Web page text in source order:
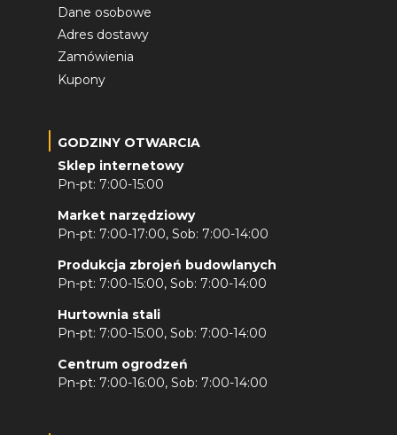
Dane osobowe
Adres dostawy
Zamówienia
Kupony
GODZINY OTWARCIA
Sklep internetowy
Pn-pt: 7:00-15:00
Market narzędziowy
Pn-pt: 7:00-17:00, Sob: 7:00-14:00
Produkcja zbrojeń budowlanych
Pn-pt: 7:00-15:00, Sob: 7:00-14:00
Hurtownia stali
Pn-pt: 7:00-15:00, Sob: 7:00-14:00
Centrum ogrodzeń
Pn-pt: 7:00-16:00, Sob: 7:00-14:00